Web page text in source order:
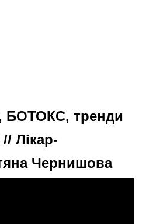
БОТОКС, тренди
Лікар-
Чернишова